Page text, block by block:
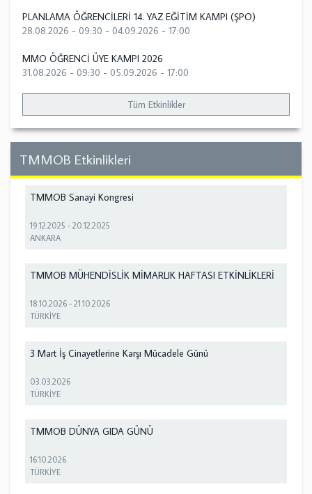
PLANLAMA ÖĞRENCİLERİ 14. YAZ EĞİTİM KAMPI (ŞPO)
28.08.2026 - 09:30 - 04.09.2026 - 17:00
MMO ÖĞRENCİ ÜYE KAMPI 2026
31.08.2026 - 09:30 - 05.09.2026 - 17:00
Tüm Etkinlikler
TMMOB Etkinlikleri
TMMOB Sanayi Kongresi
19.12.2025 -20.12.2025
ANKARA
TMMOB MÜHENDİSLİK MİMARLIK HAFTASI ETKİNLİKLERİ
18.10.2026 -21.10.2026
TÜRKİYE
3 Mart İş Cinayetlerine Karşı Mücadele Günü
03.03.2026
TÜRKİYE
TMMOB DÜNYA GIDA GÜNÜ
16.10.2026
TÜRKİYE